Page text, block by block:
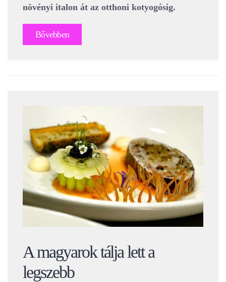
növényi italon át az otthoni kotyogósig.
Bővebben
A magyarok tálja lett a
legszebb